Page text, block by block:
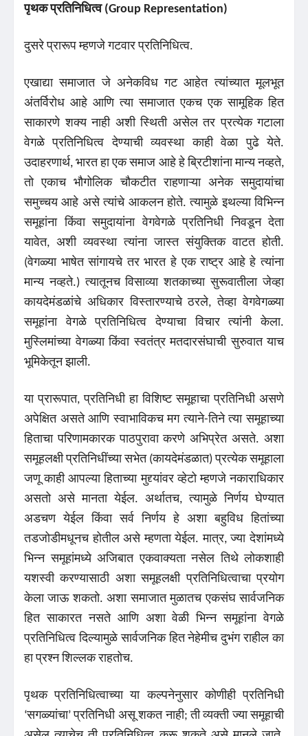
पृथकप्रतिनिधित्व (Group Representation)
दुसरे प्रारूप म्हणजे गटवार प्रतिनिधित्व.
एखाद्या समाजात जे अनेकविध गट आहेत त्यांच्यात मूलभूत
अंतर्विरोध आहे आणि त्या समाजात एकच एक सामूहिक हित
साकारणे शक्य नाही अशी स्थिती असेल तर प्रत्येक गटाला
वेगळे प्रतिनिधित्व देण्याची व्यवस्था काही वेळा पुढे येते.
उदाहरणार्थ, भारत हा एक समाज आहे हे ब्रिटीशांना मान्य नव्हते,
तो एकाच भौगोलिक चौकटीत राहणाऱ्या अनेक समुदायांचा
समुच्चय आहे असे त्यांचे आकलन होते. त्यामुळे इथल्या विभिन्न
समूहांना किंवा समुदायांना वेगवेगळे प्रतिनिधी निवडून देता
यावेत, अशी व्यवस्था त्यांना जास्त संयुक्तिक वाटत होती.
(वेगळ्या भाषेत सांगायचे तर भारत हे एक राष्ट्र आहे हे त्यांना
मान्य नव्हते.) त्यातूनच विसाव्या शतकाच्या सुरूवातीला जेव्हा
कायदेमंडळांचे अधिकार विस्तारण्याचे ठरले, तेव्हा वेगवेगळ्या
समूहांना वेगळे प्रतिनिधित्व देण्याचा विचार त्यांनी केला.
मुस्लिमांच्या वेगळ्या किंवा स्वतंत्र मतदारसंघाची सुरुवात याच
भूमिकेतून झाली.
या प्रारूपात, प्रतिनिधी हा विशिष्ट समूहाचा प्रतिनिधी असणे
अपेक्षित असते आणि स्वाभाविकच मग त्याने-तिने त्या समूहाच्या
हिताचा परिणामकारक पाठपुरावा करणे अभिप्रेत असते. अशा
समूहलक्षी प्रतिनिधींच्या सभेत (कायदेमंडळात) प्रत्येक समूहाला
जणू काही आपल्या हिताच्या मुद्द्यांवर व्हेटो म्हणजे नकाराधिकार
असतो असे मानता येईल. अर्थातच, त्यामुळे निर्णय घेण्यात
अडचण येईल किंवा सर्व निर्णय हे अशा बहुविध हितांच्या
तडजोडीमधूनच होतील असे म्हणता येईल. मात्र, ज्या देशांमध्ये
भिन्न समूहांमध्ये अजिबात एकवाक्यता नसेल तिथे लोकशाही
यशस्वी करण्यासाठी अशा समूहलक्षी प्रतिनिधित्वाचा प्रयोग
केला जाऊ शकतो. अशा समाजात मुळातच एकसंघ सार्वजनिक
हित साकारत नसते आणि अशा वेळी भिन्न समूहांना वेगळे
प्रतिनिधित्व दिल्यामुळे सार्वजनिक हित नेहेमीच दुभंग राहील का
हा प्रश्न शिल्लक राहतोच.
पृथक प्रतिनिधित्वाच्या या कल्पनेनुसार कोणीही प्रतिनिधी
‘सगळ्यांचा’ प्रतिनिधी असू शकत नाही; ती व्यक्ती ज्या समूहाची